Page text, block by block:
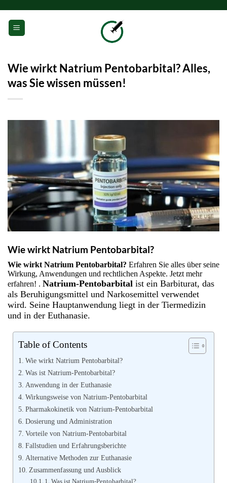
Inhalt
springen
Wie wirkt Natrium Pentobarbital? Alles,
was Sie wissen müssen!
Wie wirkt Natrium Pentobarbital?
Wie wirkt Natrium Pentobarbital? Erfahren Sie alles über seine
Wirkung, Anwendungen und rechtlichen Aspekte. Jetzt mehr
erfahren! . Natrium-Pentobarbital ist ein Barbiturat, das
als Beruhigungsmittel und Narkosemittel verwendet
wird. Seine Hauptanwendung liegt in der Tiermedizin
und in der Euthanasie.
Table of Contents
Wie wirkt Natrium Pentobarbital?
Was ist Natrium-Pentobarbital?
Anwendung in der Euthanasie
Wirkungsweise von Natrium-Pentobarbital
Pharmakokinetik von Natrium-Pentobarbital
Dosierung und Administration
Vorteile von Natrium-Pentobarbital
Fallstudien und Erfahrungsberichte
Alternative Methoden zur Euthanasie
Zusammenfassung und Ausblick
1. Was ist Natrium-Pentobarbital?